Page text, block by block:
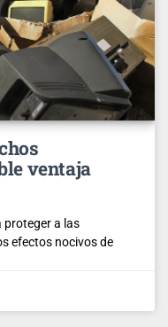
ventaja
proteger a las
efectos nocivos de